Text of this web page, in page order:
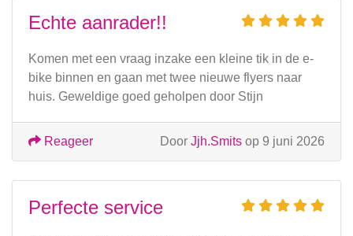
Echte aanrader!!
Komen met een vraag inzake een kleine tik in de e-
bike binnen en gaan met twee nieuwe flyers naar
huis. Geweldige goed geholpen door Stijn
Door Jjh.Smits op 9 juni 2026
Reageer
Perfecte service